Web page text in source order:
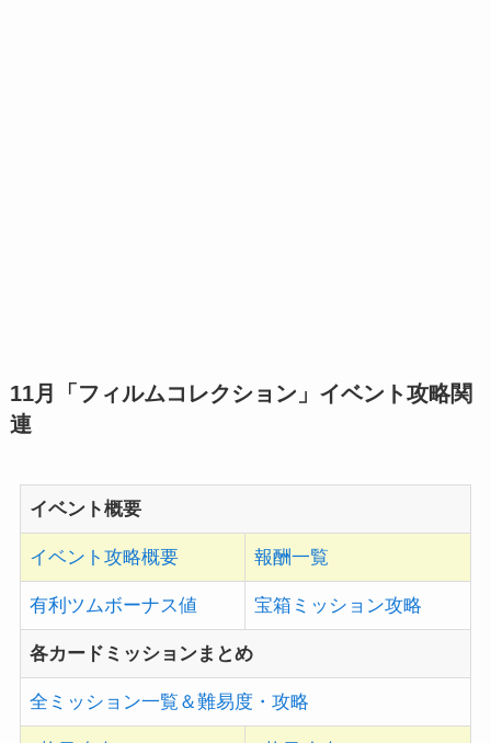
連
イベント攻略概要
有利ツムボーナス値 宝箱ミッション攻略
各カードミッションまとめ
全ミッション一覧＆難易度・攻略
1枚目攻略 2枚目攻略